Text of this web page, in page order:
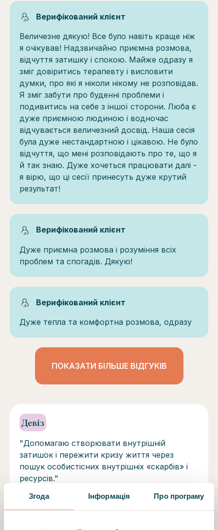
Згода Інформація Про програму
Верифікований клієнт
Величезне дякую! Все було навіть краще ніж
я очікував! Надзвичайно приємна розмова,
відчуття затишку і спокою. Майже одразу я
зміг довіритись терапевту і висловити
думки, про які я ніколи нікому не розповідав.
Я зміг забути про буденні проблеми і
подивитись на себе з іншої сторони. Люба є
дуже приємною людиною і водночас
відчувається величезний досвід. Наша сесія
була дуже нестандартною і цікавою. Не було
відчуття, що мені розповідають про те, що я
й так знаю. Дуже хочеться працювати далі -
я вірю, що ці сесії принесуть дуже крутий
результат!
Верифікований клієнт
Дуже приємна розмова і розуміння всіх
проблем та спогадів. Дякую!
Верифікований клієнт
Дуже тепла та комфортна розмова, одразу
ПОКАЗАТИ БІЛЬШЕ ВІДГУКІВ
Девіз
"Допомагаю створювати внутрішній
затишок і пережити кризу життя через
пошук особистісних внутрішніх «скарбів» і
ресурсів."
Навчання та профіль терапевта